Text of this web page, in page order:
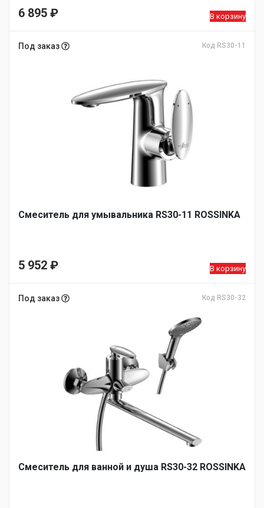
6 895 ₽ В корзину
Под заказ Код RS30-11
Смеситель для умывальника RS30-11 ROSSINKA
5 952 ₽ В корзину
Под заказ Код RS30-32
Смеситель для ванной и душа RS30-32 ROSSINKA